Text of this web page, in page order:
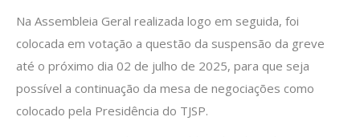
Na Assembleia Geral realizada logo em seguida, foi
colocada em votação a questão da suspensão da greve
até o próximo dia 02 de julho de 2025, para que seja
possível a continuação da mesa de negociações como
colocado pela Presidência do TJSP.